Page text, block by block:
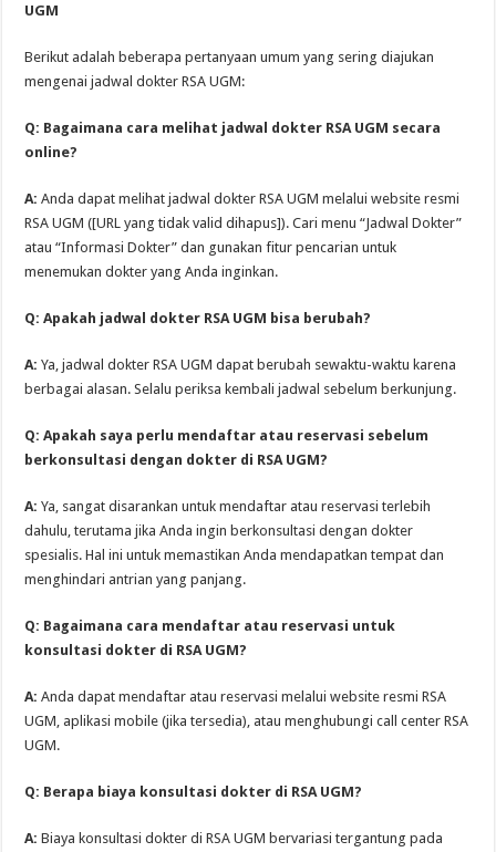
UGM
Berikut adalah beberapa pertanyaan umum yang sering diajukan
mengenai jadwal dokter RSA UGM:
Q: Bagaimana cara melihat jadwal dokter RSA UGM secara
online?
A: Anda dapat melihat jadwal dokter RSA UGM melalui website resmi
RSA UGM ([URL yang tidak valid dihapus]). Cari menu “Jadwal Dokter”
atau “Informasi Dokter” dan gunakan fitur pencarian untuk
menemukan dokter yang Anda inginkan.
Q: Apakah jadwal dokter RSA UGM bisa berubah?
A: Ya, jadwal dokter RSA UGM dapat berubah sewaktu-waktu karena
berbagai alasan. Selalu periksa kembali jadwal sebelum berkunjung.
Q: Apakah saya perlu mendaftar atau reservasi sebelum
berkonsultasi dengan dokter di RSA UGM?
A: Ya, sangat disarankan untuk mendaftar atau reservasi terlebih
dahulu, terutama jika Anda ingin berkonsultasi dengan dokter
spesialis. Hal ini untuk memastikan Anda mendapatkan tempat dan
menghindari antrian yang panjang.
Q: Bagaimana cara mendaftar atau reservasi untuk
konsultasi dokter di RSA UGM?
A: Anda dapat mendaftar atau reservasi melalui website resmi RSA
UGM, aplikasi mobile (jika tersedia), atau menghubungi call center RSA
UGM.
Q: Berapa biaya konsultasi dokter di RSA UGM?
A: Biaya konsultasi dokter di RSA UGM bervariasi tergantung pada